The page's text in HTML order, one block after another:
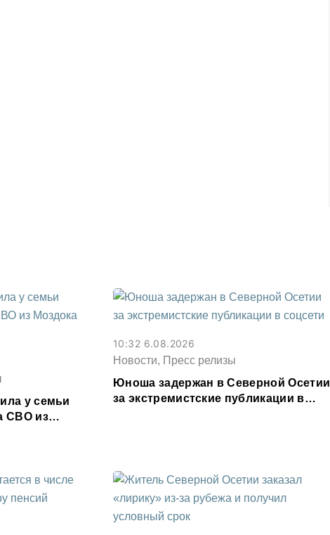
у семьи
СВО из
10:32 6.08.2026
Новости, Пресс релизы
Юноша задержан в Северной Осетии
за экстремистские публикации в